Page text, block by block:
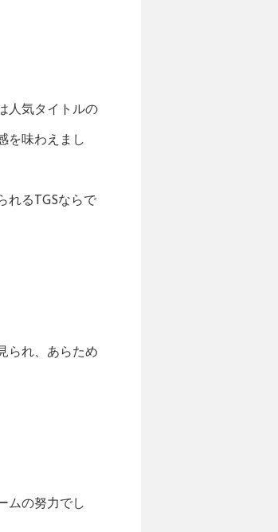
人気タイトルの
を味わえまし
れるTGSならで
られ、あらため
ムの努力でし